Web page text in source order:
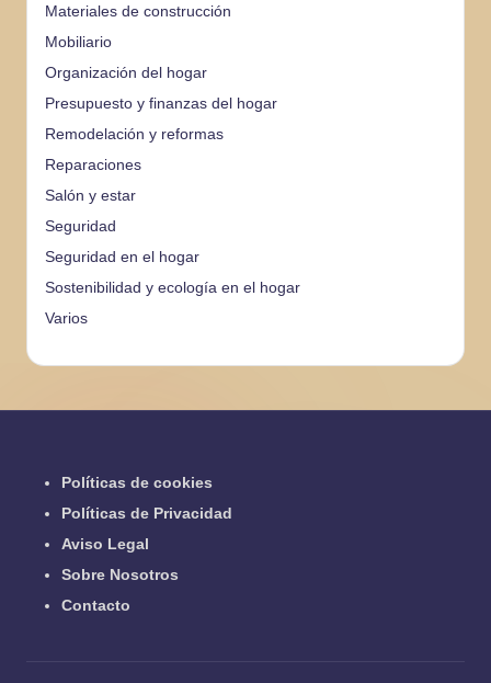
Materiales de construcción
Mobiliario
Organización del hogar
Presupuesto y finanzas del hogar
Remodelación y reformas
Reparaciones
Salón y estar
Seguridad
Seguridad en el hogar
Sostenibilidad y ecología en el hogar
Varios
Políticas de cookies
Políticas de Privacidad
Aviso Legal
Sobre Nosotros
Contacto